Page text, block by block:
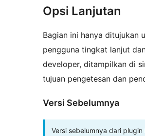
Opsi Lanjutan
Bagian ini hanya ditujukan
pengguna tingkat lanjut
developer, ditampilkan di
tujuan pengetesan dan
Versi Sebelumnya
Versi sebelumnya dari plugin